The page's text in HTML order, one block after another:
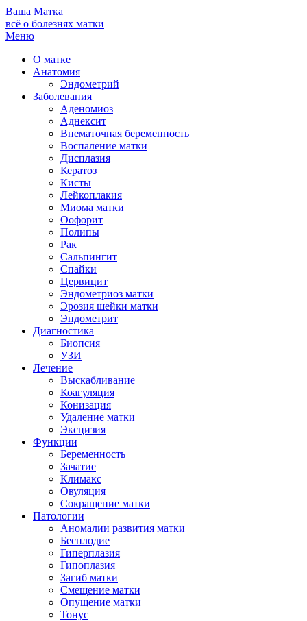
Ваша Матка
всё о болезнях матки
Меню
О матке
Анатомия
Эндометрий
Заболевания
Аденомиоз
Аднексит
Внематочная беременность
Воспаление матки
Дисплазия
Кератоз
Кисты
Лейкоплакия
Миома матки
Оофорит
Полипы
Рак
Сальпингит
Спайки
Цервицит
Эндометриоз матки
Эрозия шейки матки
Эндометрит
Диагностика
Биопсия
УЗИ
Лечение
Выскабливание
Коагуляция
Конизация
Удаление матки
Эксцизия
Функции
Беременность
Зачатие
Климакс
Овуляция
Сокращение матки
Патологии
Аномалии развития матки
Бесплодие
Гиперплазия
Гипоплазия
Загиб матки
Смещение матки
Опущение матки
Тонус